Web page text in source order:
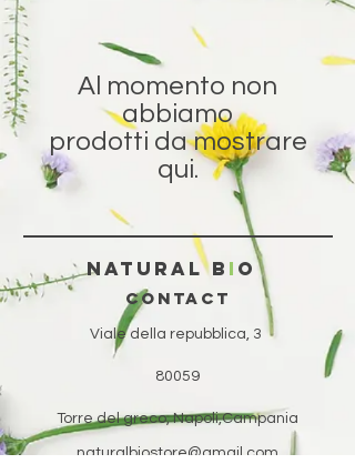
Al momento non
abbiamo
prodotti da mostrare
qui.
natural b i o
CONTACT
Viale della repubblica, 3
80059
Torre del greco, Napoli,Campania
naturalbiostore@gmail.com